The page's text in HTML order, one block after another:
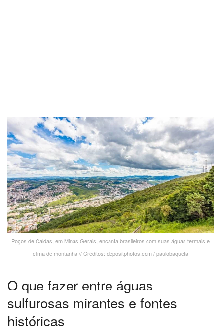
Poços de Caldas, em Minas Gerais, encanta brasileiros com suas águas termais e
clima de montanha // Créditos: depositphotos.com / paulobaqueta
O que fazer entre águas
sulfurosas mirantes e fontes
históricas